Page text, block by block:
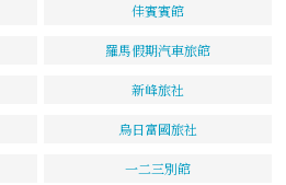
佳賓賓館
羅馬假期汽車旅館
新峰旅社
烏日富國旅社
一二三別館